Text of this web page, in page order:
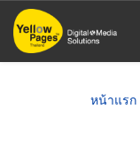
ข้าม
ไป
หน้าแรก